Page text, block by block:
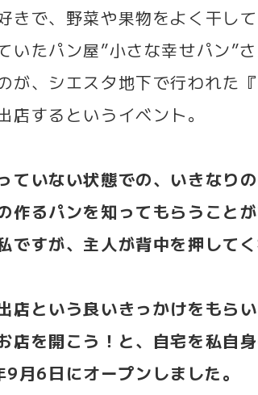
きで、野菜や果物をよく干し
いたパン屋”小さな幸せパン”
が、シエスタ地下で行われた
店するというイベント。
ていない状態での、いきなり
作るパンを知ってもらうこと
ですが、主人が背中を押して
店という良いきっかけをもら
店を開こう！と、自宅を私自
月6日にオープンしました。